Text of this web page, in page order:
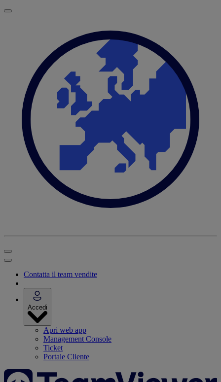
Contatta il team vendite
Accedi
Apri web app
Management Console
Ticket
Portale Cliente